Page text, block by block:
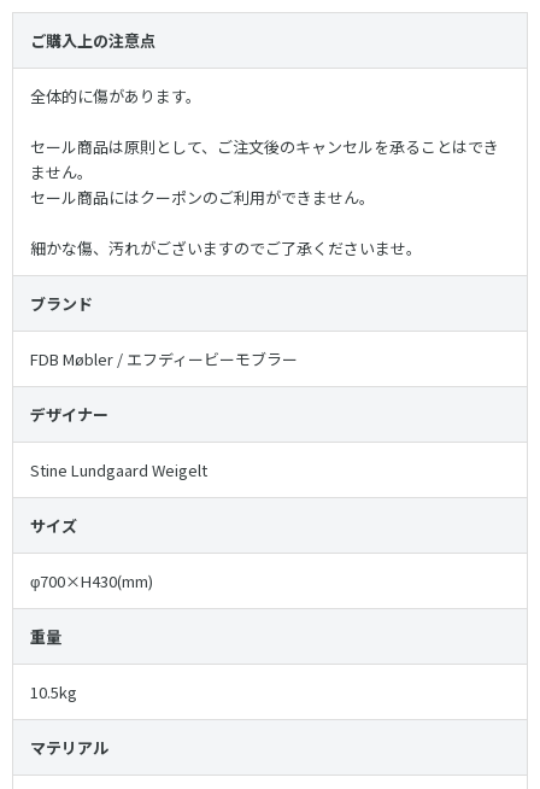
ご購入上の注意点
全体的に傷があります。
セール商品は原則として、ご注文後のキャンセルを承ることはでき
ません。
セール商品にはクーポンのご利用ができません。
細かな傷、汚れがございますのでご了承くださいませ。
ブランド
FDB Møbler / エフディービーモブラー
デザイナー
Stine Lundgaard Weigelt
サイズ
φ700×H430(mm)
重量
10.5kg
マテリアル